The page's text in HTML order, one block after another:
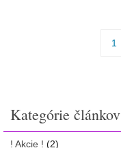
1
Kategórie článkov
! Akcie ! (2)